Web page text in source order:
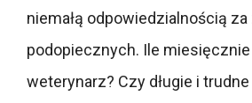
niemałą odpowiedzialnością
podopiecznych. Ile miesięcznie
weterynarz? Czy długie i